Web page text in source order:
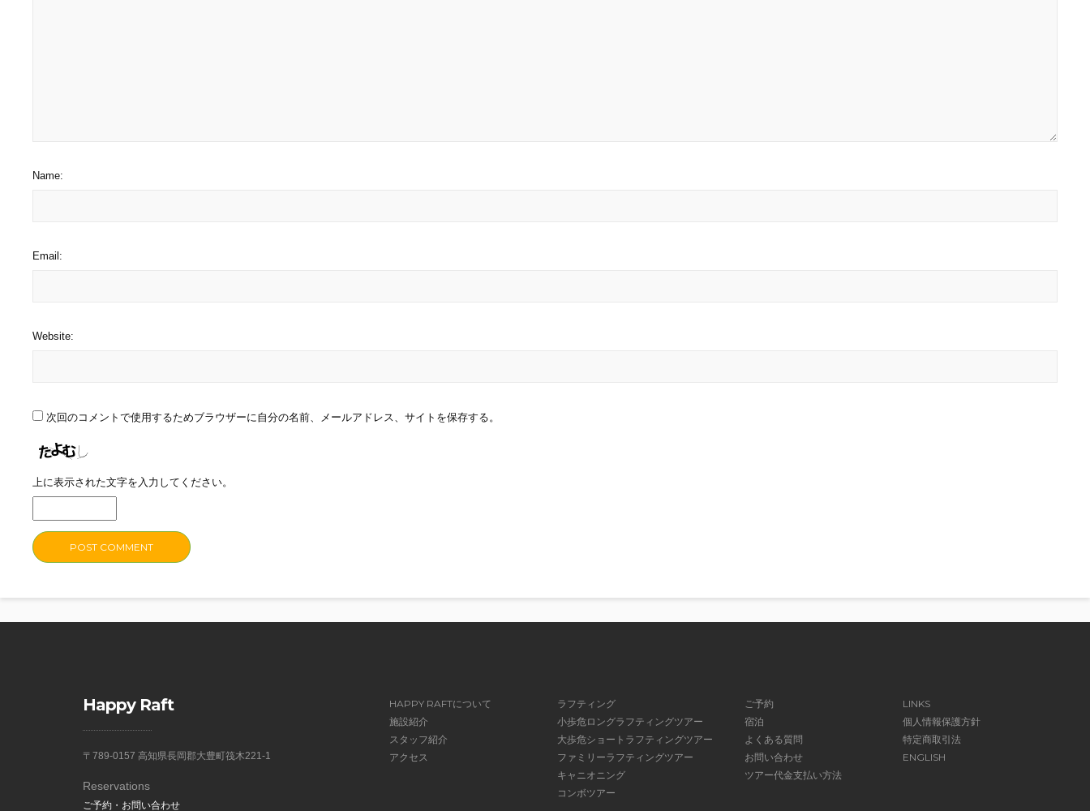
Name:
Email:
Website:
次回のコメントで使用するためブラウザーに自分の名前、メールアドレス、サイトを保存する。
上に表示された文字を入力してください。
Happy Raft
〒789-0157 高知県長岡郡大豊町筏木221-1
Reservations
ご予約・お問い合わせ
HAPPY RAFTについて
施設紹介
スタッフ紹介
アクセス
ラフティング
小歩危ロングラフティングツアー
大歩危ショートラフティングツアー
ファミリーラフティングツアー
キャニオニング
コンボツアー
ご予約
宿泊
よくある質問
お問い合わせ
ツアー代金支払い方法
LINKS
個人情報保護方針
特定商取引法
ENGLISH